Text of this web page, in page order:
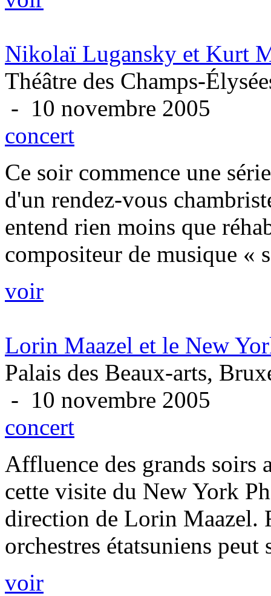
Nikolaï Lugansky et Kurt
Théâtre des Champs-
- 10 novembre 2005
concert
Ce soir commence une
d'un rendez-vous
entend rien moins que
compositeur de musique «
voir
Lorin Maazel et le New
Palais des Beaux-arts,
- 10 novembre 2005
concert
Affluence des grands soirs
cette visite du New York
direction de Lorin Maazel.
orchestres étatsuniens peut
voir